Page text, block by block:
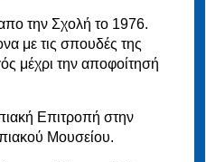
την Σχολή το 1976.
με τις σπουδές της
μέχρι την αποφοίτησή
Επιτροπή στην
Μουσείου.